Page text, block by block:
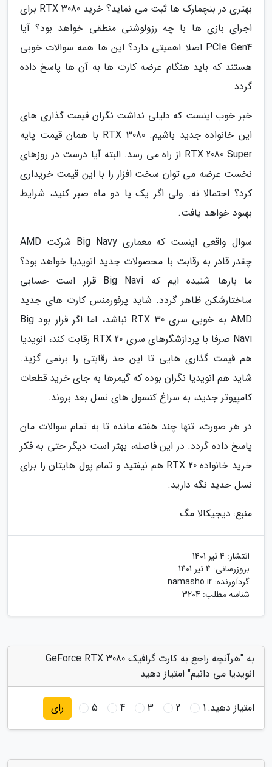
بهتری در بنچمارک ها ثبت می نماید؟ خرید RTX 3080 برای
اجرای بازی ها با چه رزولوشنی منطقی خواهد بود؟ آیا
PCIe Gen4 اصلا اهمیتی دارد؟ این ها همه سوالات خوبی
هستند که باید هنگام عرضه کارت ها به آن ها پاسخ داده
گردد.
خبر خوب اینست که دلیلی نداشت نگران قیمت گذاری های
این خانواده جدید باشیم. RTX 3080 با همان قیمت پایه
RTX 2080 Super از راه می رسد. البته آیا درست در روزهای
نخست عرضه می توان سخت افزار را با این قیمت خریداری
کرد؟ احتمالا نه. ولی اگر یک یا دو ماه صبر کنید، شرایط
بهبود خواهد یافت.
سوال واقعی اینست که معماری Big Navy شرکت AMD
چقدر قادر به رقابت با محصولات جدید انویدیا خواهد بود؟
ما بارها شنیده ایم که Big Navi قرار است حسابی
ساختارشکن ظاهر گردد. شاید پرفورمنس کارت های جدید
AMD به خوبی سری RTX 30 نباشد، اما اگر قرار بود Big
Navi صرفا با پردازشگرهای سری RTX 20 رقابت کند، انویدیا
هم قیمت گذاری هایی تا این حد رقابتی را برنمی گزید.
شاید هم انویدیا نگران بوده که گیمرها به جای خرید قطعات
کامپیوتر جدید، به سراغ کنسول های نسل بعد بروند.
در هر صورت، تنها چند هفته مانده تا به تمام سوالات مان
پاسخ داده گردد. در این فاصله، بهتر است دیگر حتی به فکر
خرید خانواده RTX 20 هم نیفتید و تمام پول هایتان را برای
نسل جدید نگه دارید.
منبع: دیجیکالا مگ
انتشار: 4 تیر 1401
بروزرسانی: 4 تیر 1401
گردآورنده: namasho.ir
شناسه مطلب: 3204
به "هرآنچه راجع به کارت گرافیک GeForce RTX 3080
انویدیا می دانیم" امتیاز دهید
امتیاز دهید:1
2
3
4
5 رای